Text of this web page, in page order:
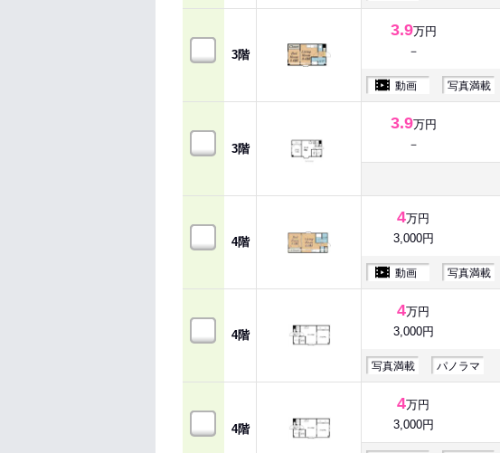
3階
3.9万円
－
動画 写真満載
3階
3.9万円
－
4階
4万円
3,000円
動画 写真満載
4階
4万円
3,000円
写真満載 パノラマ
4階
4万円
3,000円